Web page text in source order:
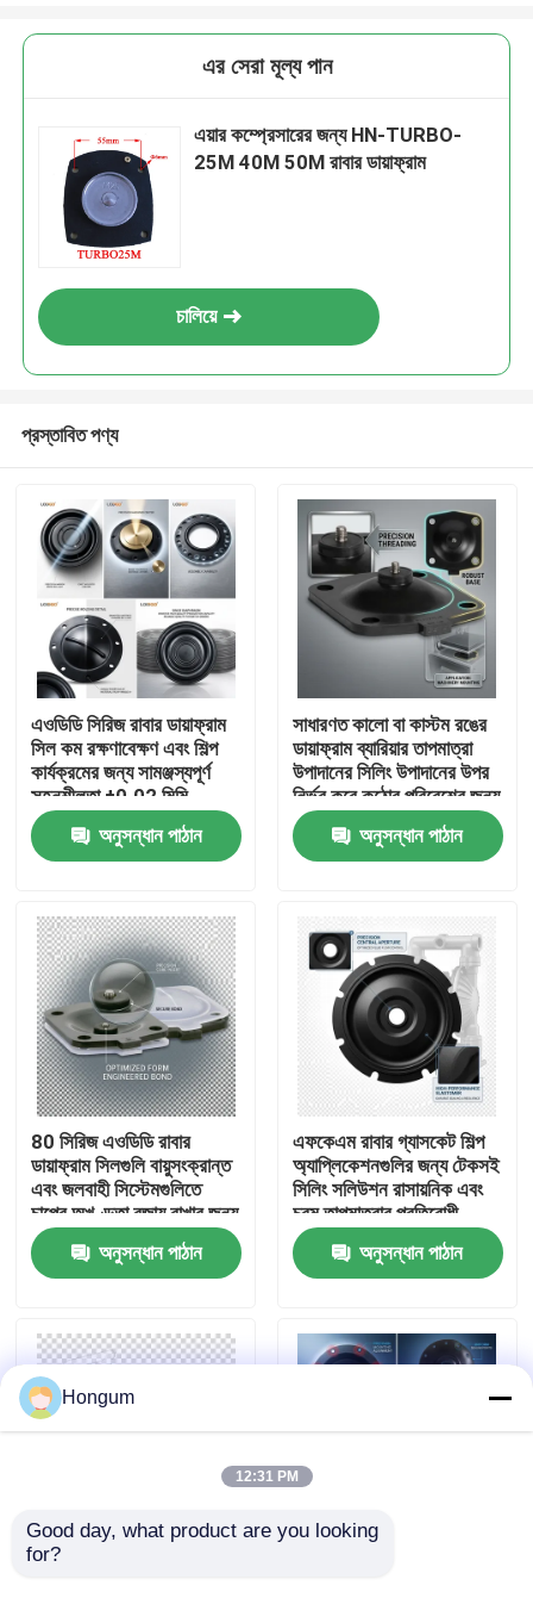
পণ্য
আমাদের সম্বন্ধে
কারখানা পরিদর্শন
গুণমান নিয়ন্ত্রণ
খবর
মামলা
একটি উদ্ধৃতি অনুরোধ করুন
এর সেরা মূল্য পান
এয়ার কম্প্রেসারের জন্য HN-TURBO-
25M 40M 50M রাবার ডায়াফ্রাম
চালিয়ে
প্রস্তাবিত পণ্য
এওডিডি সিরিজ রাবার ডায়াফ্রাম
সিল কম রক্ষণাবেক্ষণ এবং শিল্প
কার্যক্রমের জন্য সামঞ্জস্যপূর্ণ
সহনশীলতা ±0.02 মিমি
সরবরাহ করে
অনুসন্ধান পাঠান
সাধারণত কালো বা কাস্টম রঙের
ডায়াফ্রাম ব্যারিয়ার তাপমাত্রা
উপাদানের সিলিং উপাদানের উপর
নির্ভর করে কঠোর পরিবেশের জন্য
উপযুক্ত
অনুসন্ধান পাঠান
80 সিরিজ এওডিডি রাবার
ডায়াফ্রাম সিলগুলি বায়ুসংক্রান্ত
এবং জলবাহী সিস্টেমগুলিতে
চাপের অখণ্ডতা বজায় রাখার জন্য
আদর্শ পছন্দ
অনুসন্ধান পাঠান
এফকেএম রাবার গ্যাসকেট শিল্প
অ্যাপ্লিকেশনগুলির জন্য টেকসই
সিলিং সলিউশন রাসায়নিক এবং
চরম তাপমাত্রার প্রতিরোধী
অনুসন্ধান পাঠান
রাসায়নিক অপারেটিং পরিবেশ
Hongum
12:31 PM
Good day, what product are you looking
for?